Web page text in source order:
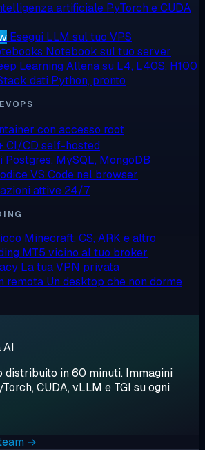
artificiale PyTorch e CUDA
Esegui LLM sul tuo VPS
Notebook sul tuo server
Learning Allena su L4, L40S, H100
dati Python, pronto
con accesso root
CI/CD self-hosted
Postgres, MySQL, MongoDB
VS Code nel browser
attive 24/7
Minecraft, CS, ARK e altro
MT5 vicino al tuo broker
La tua VPN privata
remota Un desktop che non dorme
AI
distribuito in 60 minuti. Immagini
CUDA, vLLM e TGI su ogni
→